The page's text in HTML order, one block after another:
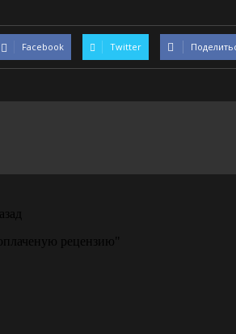
Facebook Twitter